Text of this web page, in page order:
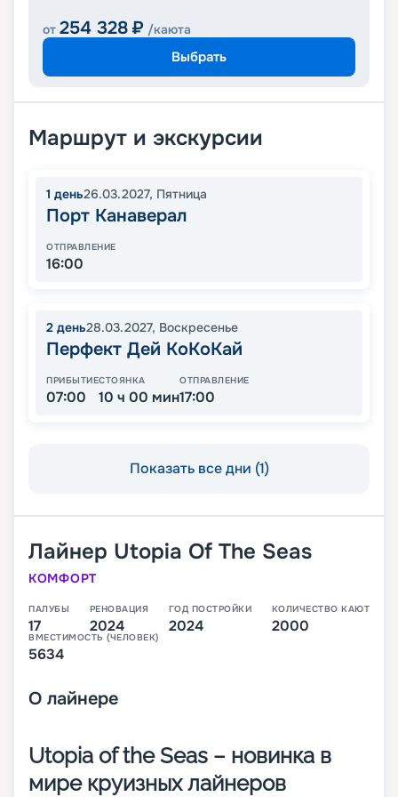
от 254 328 ₽ /каюта
Выбрать
Маршрут и экскурсии
1 день26.03.2027, Пятница
Порт Канаверал
ОТПРАВЛЕНИЕ
16:00
2 день28.03.2027, Воскресенье
Перфект Дей КоКоКай
ПРИБЫТИЕ
07:00
СТОЯНКА
10 ч 00 мин
ОТПРАВЛЕНИЕ
17:00
Показать все дни (1)
Лайнер Utopia Of The Seas
КОМФОРТ
ПАЛУБЫ
17
РЕНОВАЦИЯ
2024
ГОД ПОСТРОЙКИ
2024
КОЛИЧЕСТВО КАЮТ
2000
ВМЕСТИМОСТЬ (ЧЕЛОВЕК)
5634
О лайнере
Utopia of the Seas – новинка в
мире круизных лайнеров